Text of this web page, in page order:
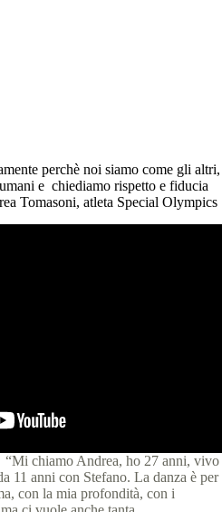
perchè noi siamo come gli altri,
e chiediamo rispetto e fiducia
Tomasoni, atleta Special Olympics
chiamo Andrea, ho 27 anni, vivo
11 anni con Stefano. La danza è per
con la mia profondità, con i